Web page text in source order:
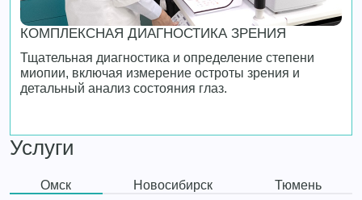
КОМПЛЕКСНАЯ ДИАГНОСТИКА ЗРЕНИЯ
Тщательная диагностика и определение степени
миопии, включая измерение остроты зрения и
детальный анализ состояния глаз.
Услуги
Омск Новосибирск Тюмень